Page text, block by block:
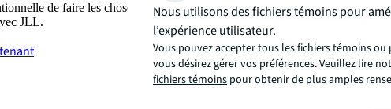
de faire les choses. Et puis, il y a la façon JLL. Une manière plus
JLL.
Nous utilisons des fichiers témoins pour
l’expérience utilisateur.
Vous pouvez accepter tous les fichiers témoins
vous désirez gérer vos préférences. Veuillez lire
fichiers témoins pour obtenir de plus amples